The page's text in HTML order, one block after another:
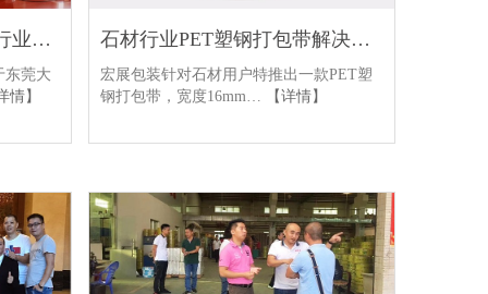
宏展缠绕膜五金精密机械行业解决方案
东莞大
情】
石材行业PET塑钢打包带解决方案
宏展包装针对石材用户特推出一款PET塑
钢打包带，宽度16mm…
【详情】